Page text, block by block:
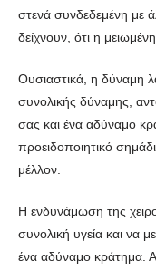
στενά συνδεδεμένη με
δείχνουν, ότι η
Ουσιαστικά, η δύναμη
συνολικής δύναμης,
σας και ένα αδύναμο
προειδοποιητικό
μέλλον.
Η ενδυνάμωση της
συνολική υγεία και να
ένα αδύναμο κράτημα.